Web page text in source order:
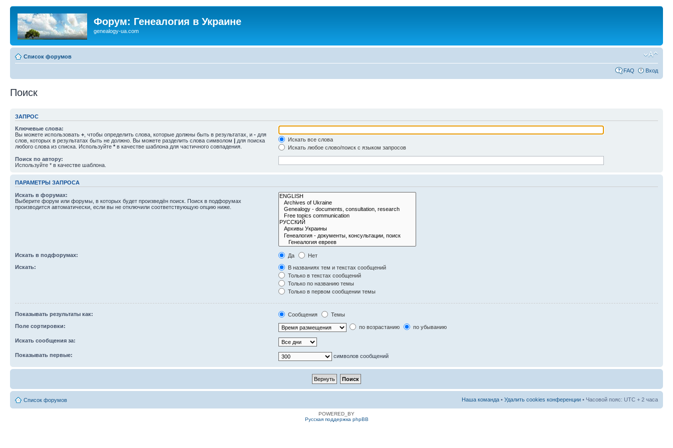
Форум: Генеалогия в Украине
genealogy-ua.com
Список форумов
FAQ Вход
Поиск
ЗАПРОС
Ключевые слова:
Вы можете использовать + , чтобы определить слова, которые должны быть в результатах, и - для
слов, которых в результатах быть не должно. Вы можете разделить слова символом | для поиска
любого слова из списка. Используйте * в качестве шаблона для частичного совпадения.
Искать все слова
Искать любое слово/поиск с языком запросов
Поиск по автору:
Используйте * в качестве шаблона.
ПАРАМЕТРЫ ЗАПРОСА
Искать в форумах:
Выберите форум или форумы, в которых будет произведён поиск. Поиск в подфорумах
производится автоматически, если вы не отключили соответствующую опцию ниже.
Искать в подфорумах: Да
Нет
Искать:
В названиях тем и текстах сообщений
Только в текстах сообщений
Только по названию темы
Только в первом сообщении темы
Показывать результаты как: Сообщения
Темы
Поле сортировки:
по возрастанию по убыванию
Искать сообщения за:
Показывать первые: символов сообщений
Список форумов Наша команда • Удалить cookies конференции • Часовой пояс: UTC + 2 часа
POWERED_BY
Русская поддержка phpBB